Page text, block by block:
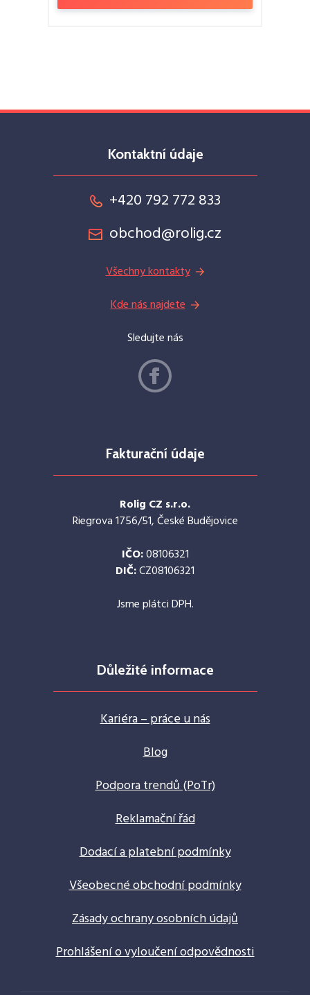
Kontaktní údaje
+420 792 772 833
obchod@rolig.cz
Všechny kontakty
Kde nás najdete
Sledujte nás
Fakturační údaje
Rolig CZ s.r.o.
Riegrova 1756/51, České Budějovice
IČO:08106321
DIČ:CZ08106321
Jsme plátci DPH.
Důležité informace
Kariéra – práce u nás
Blog
Podpora trendů (PoTr)
Reklamační řád
Dodací a platební podmínky
Všeobecné obchodní podmínky
Zásady ochrany osobních údajů
Prohlášení o vyloučení odpovědnosti